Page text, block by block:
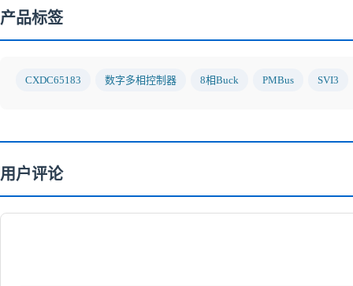
产品标签
CXDC65183 数字多相控制器 8相Buck PMBus SVI3
用户评论